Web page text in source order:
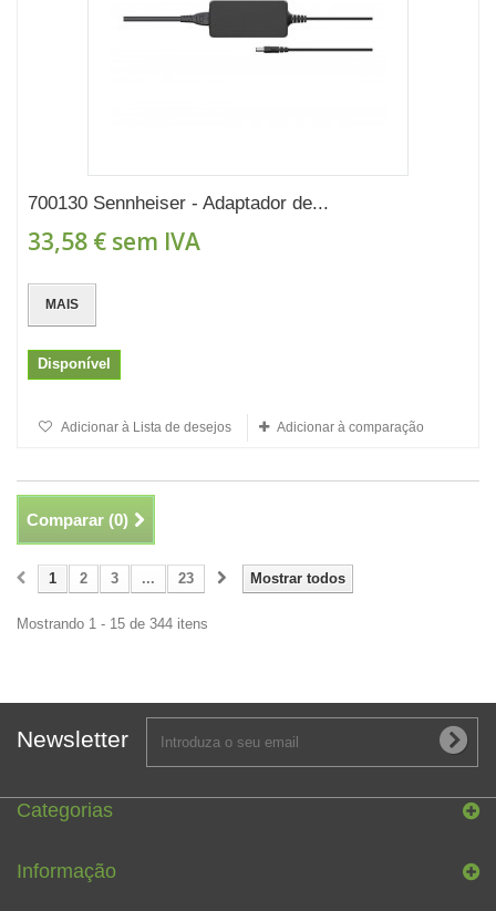
700130 Sennheiser - Adaptador de...
33,58 € sem IVA
MAIS
Disponível
Adicionar à Lista de desejos Adicionar à comparação
Comparar (0)
Mostrar todos
1 2 3 ... 23
Mostrando 1 - 15 de 344 itens
Newsletter
Categorias
Informação